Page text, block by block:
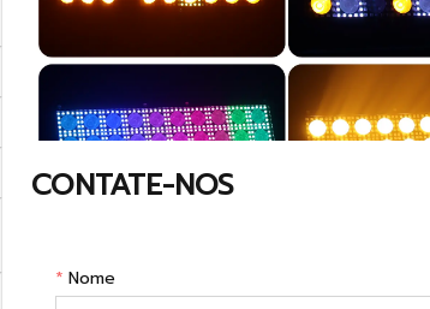
CONTATE-NOS
* Nome